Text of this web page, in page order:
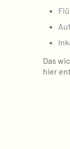
Das
hier